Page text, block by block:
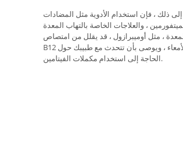
إلى ذلك ، فإن استخدام الأدوية مثل المضادات
، والعلاجات الخاصة بالتهاب المعدة
، مثل أوميبرازول ، قد يقلل من امتصاص
B12 في الأمعاء ، ويوصى بأن تتحدث مع طبيبك حول
الحاجة إلى استخدام مكملات الفيتامين.